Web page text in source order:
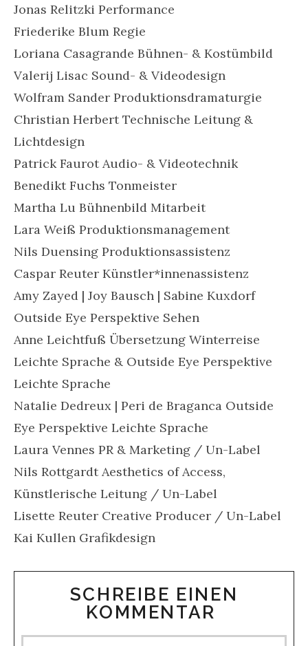
Jonas Relitzki Performance
Friederike Blum Regie
Loriana Casagrande Bühnen- & Kostümbild
Valerij Lisac Sound- & Videodesign
Wolfram Sander Produktionsdramaturgie
Christian Herbert Technische Leitung &
Lichtdesign
Patrick Faurot Audio- & Videotechnik
Benedikt Fuchs Tonmeister
Martha Lu Bühnenbild Mitarbeit
Lara Weiß Produktionsmanagement
Nils Duensing Produktionsassistenz
Caspar Reuter Künstler*innenassistenz
Amy Zayed | Joy Bausch | Sabine Kuxdorf
Outside Eye Perspektive Sehen
Anne Leichtfuß Übersetzung Winterreise
Leichte Sprache & Outside Eye Perspektive
Leichte Sprache
Natalie Dedreux | Peri de Braganca Outside
Eye Perspektive Leichte Sprache
Laura Vennes PR & Marketing / Un-Label
Nils Rottgardt Aesthetics of Access,
Künstlerische Leitung / Un-Label
Lisette Reuter Creative Producer / Un-Label
Kai Kullen Grafikdesign
SCHREIBE EINEN
KOMMENTAR